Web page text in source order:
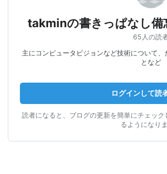
takminの書きっぱなし備
65人の読
主にコンピュータビジョンなど技術について
となど
ログインして読
読者になると、ブログの更新を簡単にチェッ
るようになりま